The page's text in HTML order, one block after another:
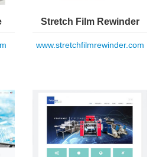
Stretch Film Rewinder
www.stretchfilmrewinder.com